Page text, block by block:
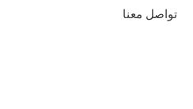
تواصل معنا